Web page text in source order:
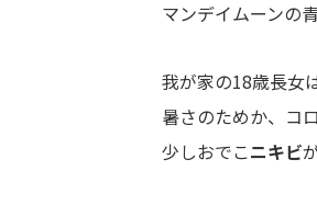
マンデイムーンの青
我が家の18歳長女
暑さのためか、コ
少しおでこニキビ